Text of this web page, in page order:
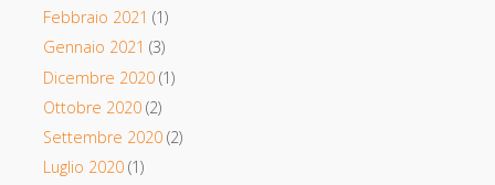
Febbraio 2021 (1)
Gennaio 2021 (3)
Dicembre 2020(1)
Ottobre 2020(2)
Settembre 2020(2)
Luglio 2020(1)